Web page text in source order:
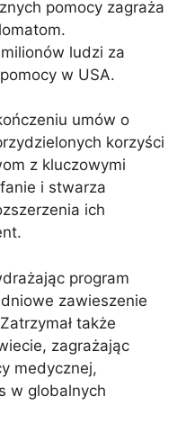
pomocy zagraża
ludzi za
w USA.
umów o
korzyści
z kluczowymi
i stwarza
ich
program
dniowe zawieszenie
także
zagrażając
medycznej,
w globalnych